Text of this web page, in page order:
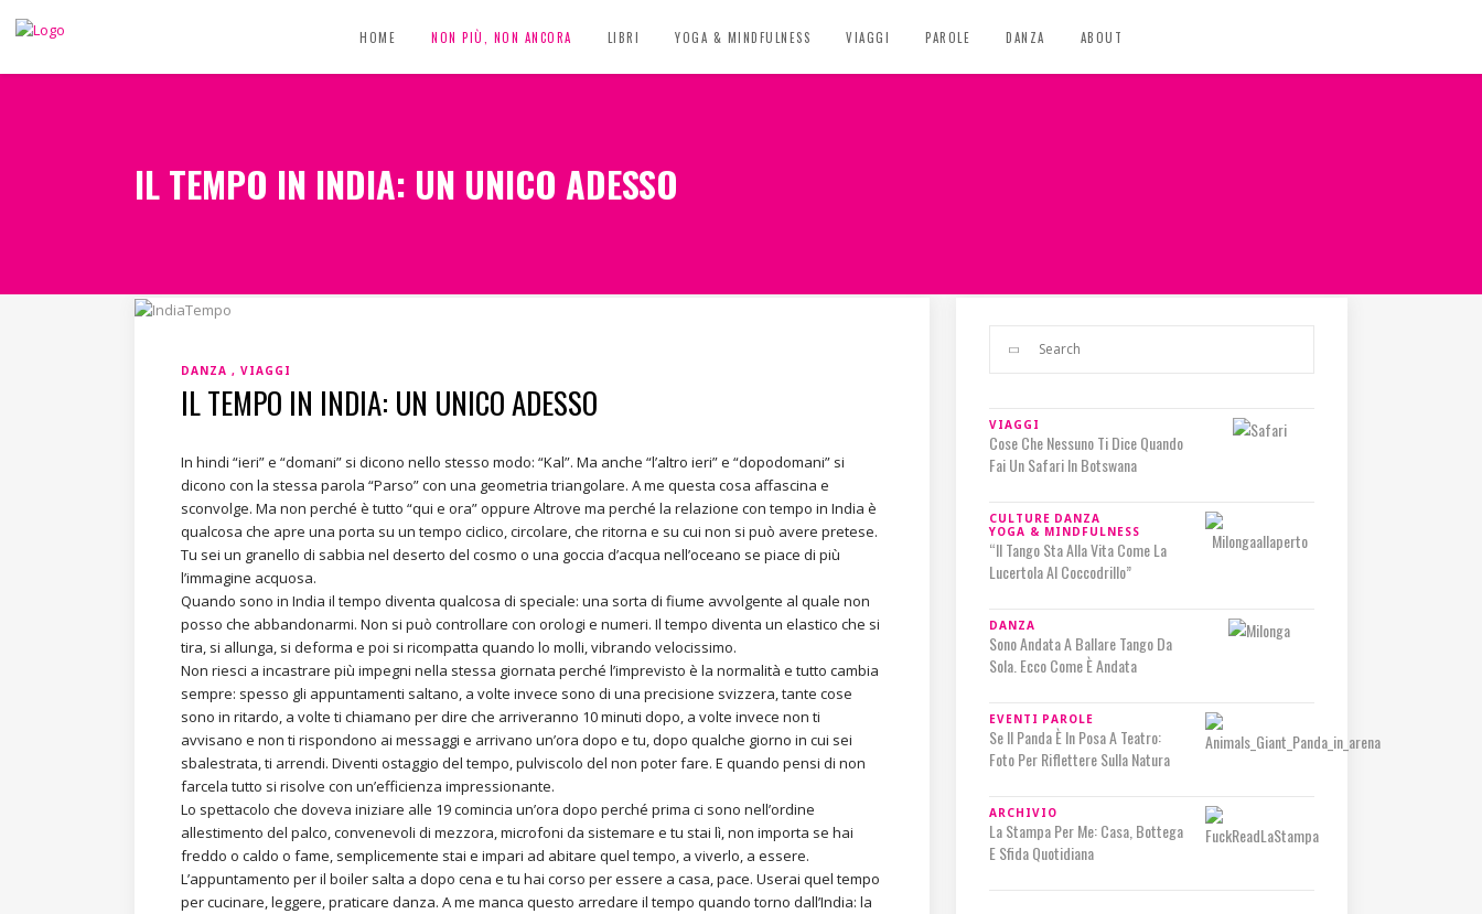
HOME NON PIÙ, NON ANCORA LIBRI YOGA & MINDFULNESS VIAGGI PAROLE DANZA ABOUT
IL TEMPO IN INDIA: UN UNICO ADESSO
DANZA VIAGGI
IL TEMPO IN INDIA: UN UNICO ADESSO
In hindi “ieri” e “domani” si dicono nello stesso modo: “Kal”. Ma anche “l’altro ieri” e “dopodomani” si
dicono con la stessa parola “Parso” con una geometria triangolare. A me questa cosa affascina e
sconvolge. Ma non perché è tutto “qui e ora” oppure Altrove ma perché la relazione con tempo in India è
qualcosa che apre una porta su un tempo ciclico, circolare, che ritorna e su cui non si può avere pretese.
Tu sei un granello di sabbia nel deserto del cosmo o una goccia d’acqua nell’oceano se piace di più
l’immagine acquosa.
Quando sono in India il tempo diventa qualcosa di speciale: una sorta di fiume avvolgente al quale non
posso che abbandonarmi. Non si può controllare con orologi e numeri. Il tempo diventa un elastico che si
tira, si allunga, si deforma e poi si ricompatta quando lo molli, vibrando velocissimo.
Non riesci a incastrare più impegni nella stessa giornata perché l’imprevisto è la normalità e tutto cambia
sempre: spesso gli appuntamenti saltano, a volte invece sono di una precisione svizzera, tante cose
sono in ritardo, a volte ti chiamano per dire che arriveranno 10 minuti dopo, a volte invece non ti
avvisano e non ti rispondono ai messaggi e arrivano un’ora dopo e tu, dopo qualche giorno in cui sei
sbalestrata, ti arrendi. Diventi ostaggio del tempo, pulviscolo del non poter fare. E quando pensi di non
farcela tutto si risolve con un’efficienza impressionante.
Lo spettacolo che doveva iniziare alle 19 comincia un’ora dopo perché prima ci sono nell’ordine
allestimento del palco, convenevoli di mezzora, microfoni da sistemare e tu stai lì, non importa se hai
freddo o caldo o fame, semplicemente stai e impari ad abitare quel tempo, a viverlo, a essere.
L’appuntamento per il boiler salta a dopo cena e tu hai corso per essere a casa, pace. Userai quel tempo
per cucinare, leggere, praticare danza. A me manca questo arredare il tempo quando torno dall’India: la
VIAGGI
Cose Che Nessuno Ti Dice Quando
Fai Un Safari In Botswana
CULTURE DANZA
YOGA & MINDFULNESS
“Il Tango Sta Alla Vita Come La
Lucertola Al Coccodrillo”
DANZA
Sono Andata A Ballare Tango Da
Sola. Ecco Come È Andata
EVENTI PAROLE
Se Il Panda È In Posa A Teatro:
Foto Per Riflettere Sulla Natura
ARCHIVIO
La Stampa Per Me: Casa, Bottega
E Sfida Quotidiana